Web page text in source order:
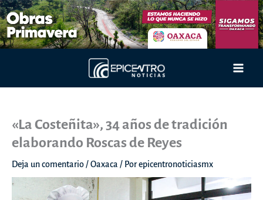
Ir
al
contenido
«La Costeñita», 34 años de tradición
elaborando Roscas de Reyes
Deja un comentario/Oaxaca / Porepicentronoticiasmx